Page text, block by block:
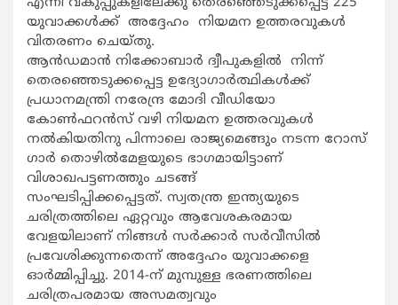
യുവാക്കൾക്ക് അദ്ദേഹം നിയമന ഉത്തരവുകൾ
വിതരണം ചെയ്തു.
ആൻഡമാൻ നിക്കോബാർ ദ്വീപുകളിൽ നിന്ന്
തെരഞ്ഞെടുക്കപ്പെട്ട ഉദ്യോഗാർത്ഥികൾക്ക്
പ്രധാനമന്ത്രി നരേന്ദ്ര മോദി വീഡിയോ
കോൺഫറൻസ് വഴി നിയമന ഉത്തരവുകൾ
നൽകിയതിനു പിന്നാലെ രാജ്യമെങ്ങും നടന്ന റോസ്
ഗാർ തൊഴിൽമേളയുടെ ഭാഗമായിട്ടാണ്
വിശാഖപട്ടണത്തും ചടങ്ങ്
സംഘടിപ്പിക്കപ്പെട്ടത്. സ്വതന്ത്ര ഇന്ത്യയുടെ
ചരിത്രത്തിലെ ഏറ്റവും ആവേശകരമായ
വേളയിലാണ് നിങ്ങൾ സർക്കാർ സർവീസിൽ
പ്രവേശിക്കുന്നതെന്ന് അദ്ദേഹം യുവാക്കളെ
ഓർമ്മിപ്പിച്ചു. 2014-ന് മുമ്പുള്ള ഭരണത്തിലെ
ചരിത്രപരമായ അസമത്വവും